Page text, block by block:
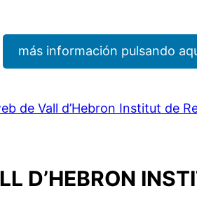
más información pulsando
de Vall d’Hebron Institut de
D’HEBRON